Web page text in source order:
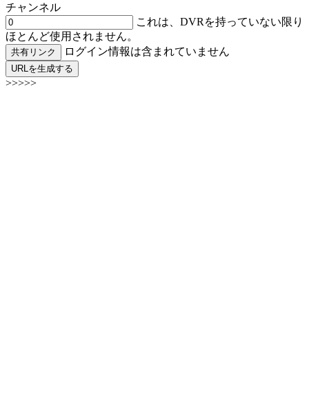
チャンネル
これは、DVRを持っていない限り
ほとんど使用されません。
共有リンク ログイン情報は含まれていません
URLを生成する
>>>>>